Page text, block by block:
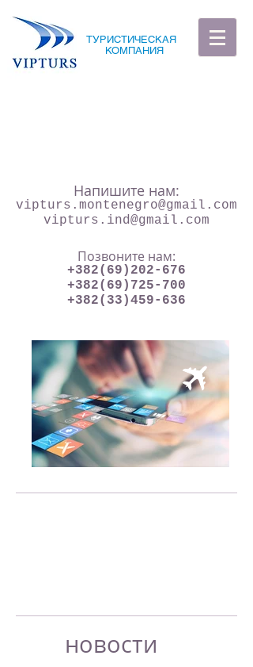
ТУРИСТИЧЕСКАЯ
КОМПАНИЯ
Напишите нам:
vipturs.montenegro@gmail.com
vipturs.ind@gmail.com
Позвоните нам:
+382(69)202-676
+382(69)725-700
+382(33)459-636
новости